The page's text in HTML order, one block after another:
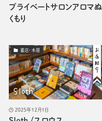
プライベートサロンアロマぬ
くもり
書店・本屋
2025年12月1日